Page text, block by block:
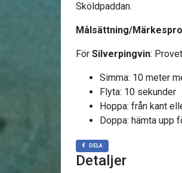
Sköldpaddan.
Målsättning/
För Silverpingvin:
Simma: 10 meter
Flyta: 10 sekunder
Hoppa: från kant
Doppa: hämta upp
DELA
Detaljer